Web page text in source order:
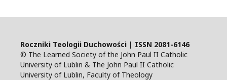
Roczniki Teologii Duchowości | ISSN 2081-6146
© The Learned Society of the John Paul II Catholic
University of Lublin & The John Paul II Catholic
University of Lublin, Faculty of Theology